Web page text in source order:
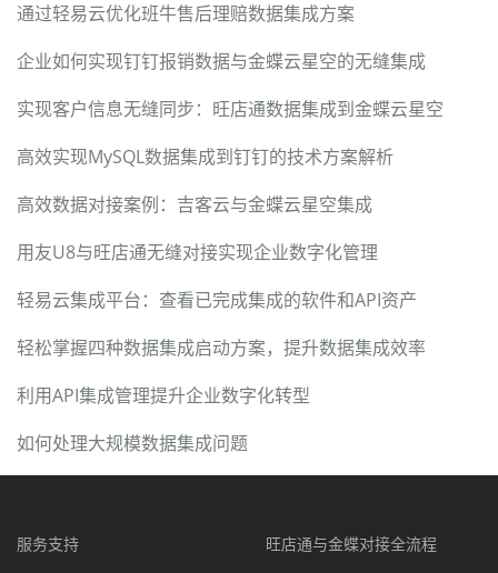
通过轻易云优化班牛售后理赔数据集成方案
企业如何实现钉钉报销数据与金蝶云星空的无缝集成
实现客户信息无缝同步：旺店通数据集成到金蝶云星空
高效实现MySQL数据集成到钉钉的技术方案解析
高效数据对接案例：吉客云与金蝶云星空集成
用友U8与旺店通无缝对接实现企业数字化管理
轻易云集成平台：查看已完成集成的软件和API资产
轻松掌握四种数据集成启动方案，提升数据集成效率
利用API集成管理提升企业数字化转型
如何处理大规模数据集成问题
服务支持
旺店通与金蝶对接全流程